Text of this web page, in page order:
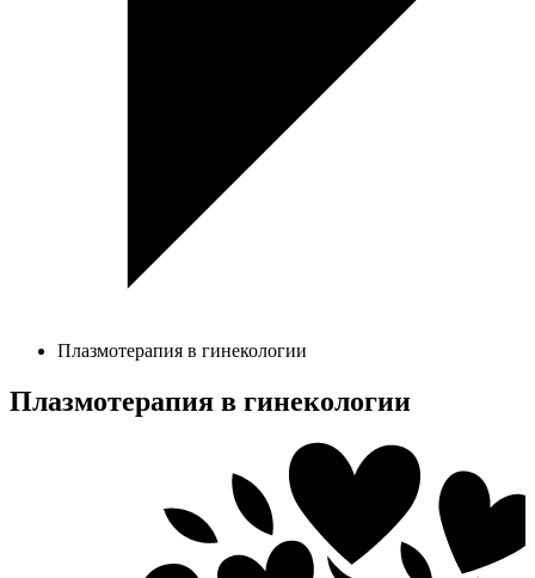
Плазмотерапия в гинекологии
Плазмотерапия в гинекологии